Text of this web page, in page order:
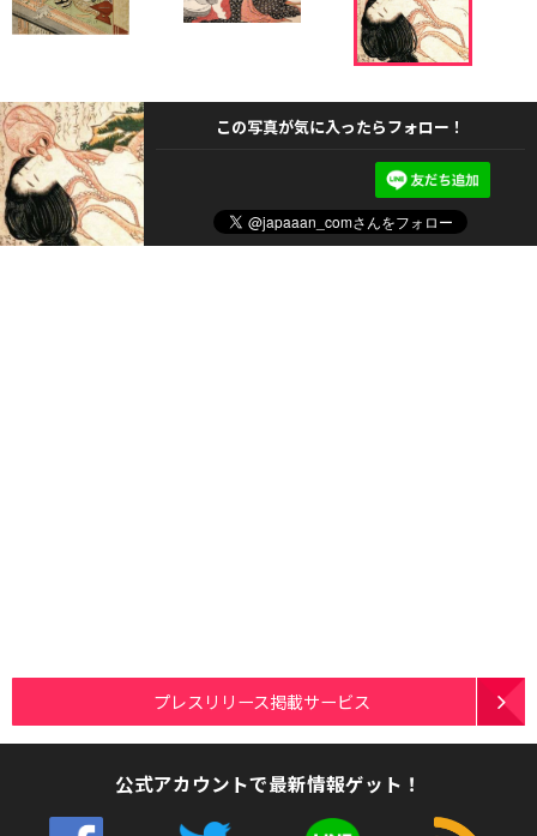
この写真が気に入ったらフォロー！
プレスリリース掲載サービス
公式アカウントで最新情報ゲット！